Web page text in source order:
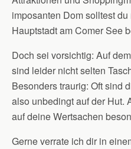
imposanten Dom solltest
Hauptstadt am Comer See
Doch sei vorsichtig: Auf
sind leider nicht selten
Besonders traurig: Oft sind
also unbedingt auf der Hut.
auf deine Wertsachen
Gerne verrate ich dir in